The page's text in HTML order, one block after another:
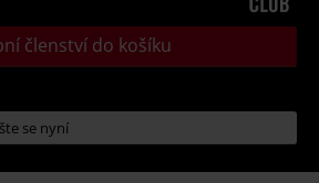
členství do košíku
se nyní